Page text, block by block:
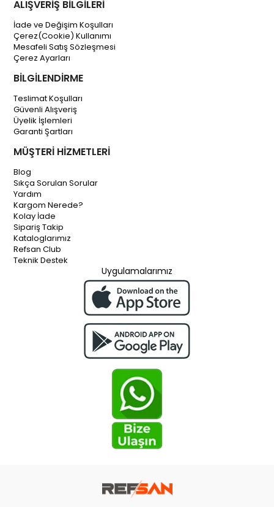
ALIŞVERİŞ BİLGİLERİ
İade ve Değişim Koşulları
Çerez(Cookie) Kullanımı
Mesafeli Satış Sözleşmesi
Çerez Ayarları
BİLGİLENDİRME
Teslimat Koşulları
Güvenli Alışveriş
Üyelik İşlemleri
Garanti Şartları
MÜŞTERİ HİZMETLERİ
Blog
Sıkça Sorulan Sorular
Yardım
Kargom Nerede?
Kolay İade
Sipariş Takip
Kataloglarımız
Refsan Club
Teknik Destek
Uygulamalarımız